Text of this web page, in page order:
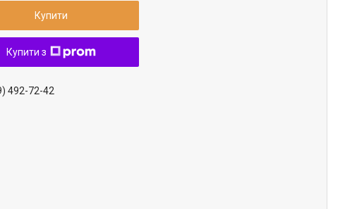
Купити
Купити з
492-72-42